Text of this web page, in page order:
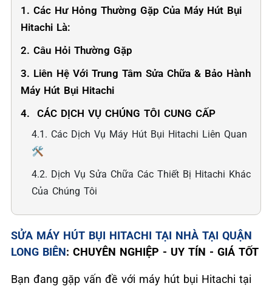
1. Các Hư Hỏng Thường Gặp Của Máy Hút Bụi
Hitachi Là:
2. Câu Hỏi Thường Gặp
3. Liên Hệ Với Trung Tâm Sửa Chữa & Bảo Hành
Máy Hút Bụi Hitachi
4. ️ CÁC DỊCH VỤ CHÚNG TÔI CUNG CẤP
4.1. Các Dịch Vụ Máy Hút Bụi Hitachi Liên Quan
🛠️
4.2. Dịch Vụ Sửa Chữa Các Thiết Bị Hitachi Khác
Của Chúng Tôi
SỬA MÁY HÚT BỤI HITACHI TẠI NHÀ TẠI QUẬN
LONG BIÊN: CHUYÊN NGHIỆP - UY TÍN - GIÁ TỐT
Bạn đang gặp vấn đề với máy hút bụi Hitachi tại